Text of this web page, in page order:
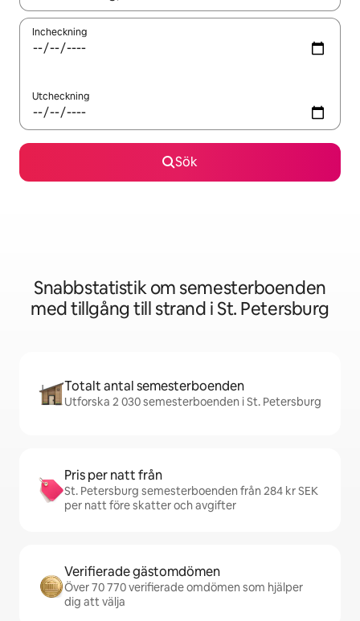
Incheckning
Utcheckning
Sök
Snabbstatistik om semesterboenden
med tillgång till strand i St. Petersburg
Totalt antal semesterboenden
Utforska 2 030 semesterboenden i St. Petersburg
Pris per natt från
St. Petersburg semesterboenden från 284 kr SEK
per natt före skatter och avgifter
Verifierade gästomdömen
Över 70 770 verifierade omdömen som hjälper
dig att välja